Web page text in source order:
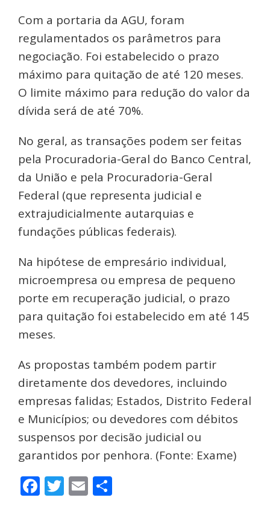
Com a portaria da AGU, foram
regulamentados os parâmetros para
negociação. Foi estabelecido o prazo
máximo para quitação de até 120 meses.
O limite máximo para redução do valor da
dívida será de até 70%.
No geral, as transações podem ser feitas
pela Procuradoria-Geral do Banco Central,
da União e pela Procuradoria-Geral
Federal (que representa judicial e
extrajudicialmente autarquias e
fundações públicas federais).
Na hipótese de empresário individual,
microempresa ou empresa de pequeno
porte em recuperação judicial, o prazo
para quitação foi estabelecido em até 145
meses.
As propostas também podem partir
diretamente dos devedores, incluindo
empresas falidas; Estados, Distrito Federal
e Municípios; ou devedores com débitos
suspensos por decisão judicial ou
garantidos por penhora. (Fonte: Exame)
Facebook
Twitter
Email